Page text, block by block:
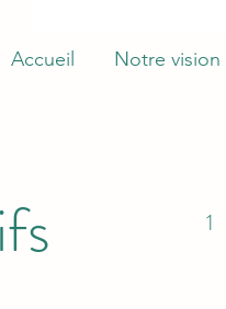
Accueil Notre vision
1